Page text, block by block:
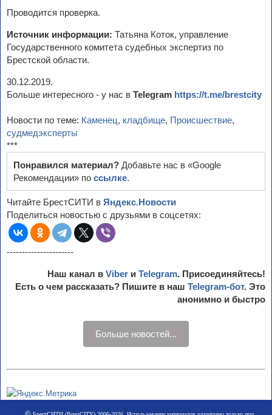
Проводится проверка.
Источник информации: Татьяна Коток, управление
Государственного комитета судебных экспертиз по
Брестской области.
30.12.2019.
Больше интересного - у нас в Telegram https://t.me/brestcity
Новости по теме: Каменец, кладбище, Происшествие,
судмедэксперты
***
Понравился материал? Добавьте нас в «Google
Рекомендации» по ссылке.
Читайте БрестСИТИ в Яндекс.Новости
Поделиться новостью с друзьями в соцсетях:
----------------------
Наш канал в Viber и Telegram. Присоединяйтесь!
Есть о чем рассказать? Пишите в наш Telegram-бот. Это
анонимно и быстро
Больше новостей...